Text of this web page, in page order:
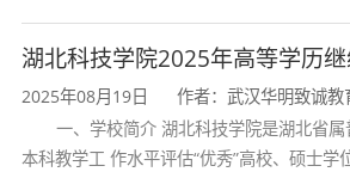
习备考，打印准考证，参加全国
月)，学校录取(约12月)后发放
学校、全国普通
湖北科技学院2025年高等学历
2025年08月19日
作者：武汉华明致诚教
一、学校简介 湖北科技学院是湖北省属普通本科院校、教育部
本科教学工 作水平评估“优秀”高校、硕士学